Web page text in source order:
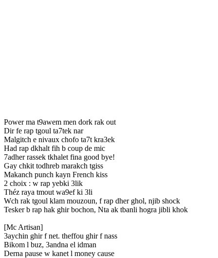
Power ma t9awem men dork rak out
Dir fe rap tgoul ta7tek nar
Malgitch e nivaux chofo ta7t kra3ek
Had rap dkhalt fih b coup de mic
7adher rassek tkhalet fina good bye!
Gay chkit todhreb marakch tgiss
Makanch punch kayn French kiss
2 choix : w rap yebki 3lik
Théz raya tmout wa9ef ki 3li
Wch rak tgoul klam mouzoun, f rap dher ghol, njib shock
Tesker b rap hak ghir bochon, Nta ak tbanli hogra jibli khok
[Mc Artisan]
3aychin ghir f net. theffou ghir f nass
Bikom l buz, 3andna el idman
Derna pause w kanet l money cause